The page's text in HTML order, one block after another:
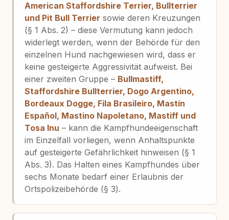
American Staffordshire Terrier, Bullterrier
und Pit Bull Terrier sowie deren Kreuzungen
(§ 1 Abs. 2) – diese Vermutung kann jedoch
widerlegt werden, wenn der Behörde für den
einzelnen Hund nachgewiesen wird, dass er
keine gesteigerte Aggressivität aufweist. Bei
einer zweiten Gruppe – Bullmastiff,
Staffordshire Bullterrier, Dogo Argentino,
Bordeaux Dogge, Fila Brasileiro, Mastín
Español, Mastino Napoletano, Mastiff und
Tosa Inu – kann die Kampfhundeeigenschaft
im Einzelfall vorliegen, wenn Anhaltspunkte
auf gesteigerte Gefährlichkeit hinweisen (§ 1
Abs. 3). Das Halten eines Kampfhundes über
sechs Monate bedarf einer Erlaubnis der
Ortspolizeibehörde (§ 3).